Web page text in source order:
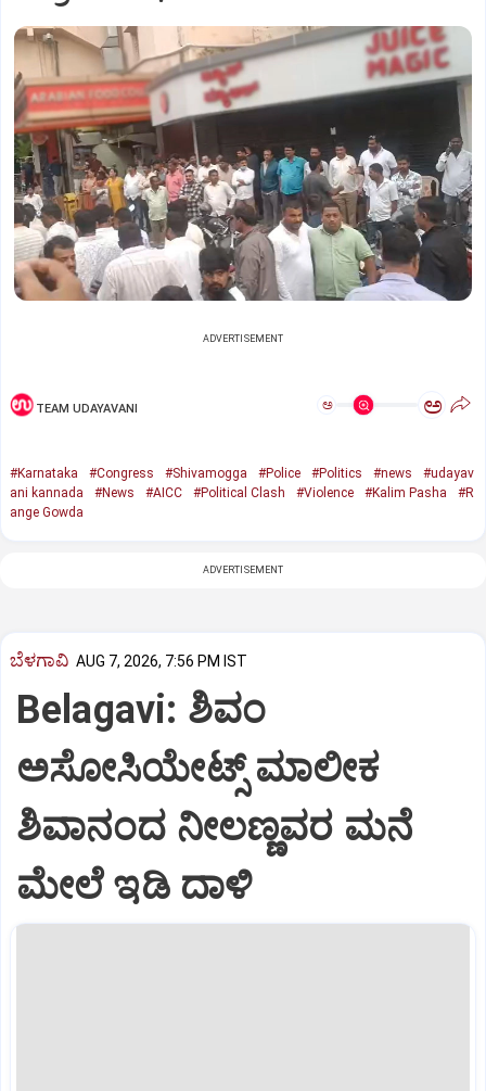
ADVERTISEMENT
TEAM UDAYAVANI ಅ ಅ
#Karnataka #Congress #Shivamogga #Police #Politics #news
#udayav
ani kannada
#News #AICC #Political Clash #Violence #Kalim Pasha
#R
ange Gowda
ADVERTISEMENT
ಬೆಳಗಾವಿ AUG 7, 2026, 7:56 PM IST
Belagavi: ಶಿವಂ
ಅಸೋಸಿಯೇಟ್ಸ್ ಮಾಲೀಕ
ಶಿವಾನಂದ ನೀಲಣ್ಣವರ ಮನೆ
ಮೇಲೆ ಇಡಿ‌ ದಾಳಿ